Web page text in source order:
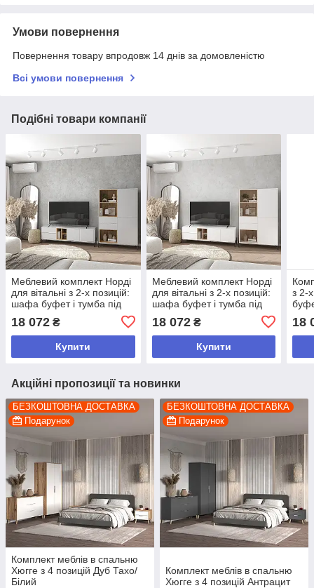
Умови повернення
Повернення товару впродовж 14 днів за домовленістю
Всі умови повернення
Подібні товари компанії
Меблевий комплект Норді
для вітальні з 2-х позицій:
шафа буфет і тумба під
телевізор Сірий/Дуб Тахо
18 072 ₴
Купити
Меблевий комплект Норді
для вітальні з 2-х позицій:
шафа буфет і тумба під
Сонома
18 072₴
Купити
з 2-
18
Акційні пропозиції та новинки
БЕЗКОШТОВНА ДОСТАВКА
Подарунок
Комплект меблів в спальню
Хюгге з 4 позицій Дуб Тахо/
Білий
БЕЗКОШТОВНА ДОСТАВКА
Подарунок
Комплект меблів в спальню
Хюгге з 4 позицій Антрацит